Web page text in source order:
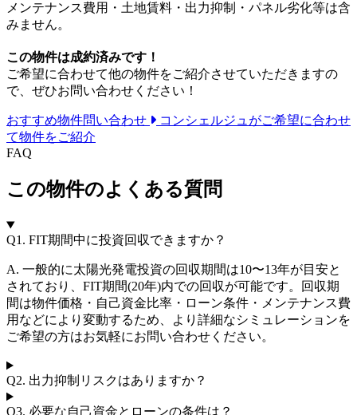
メンテナンス費用・土地賃料・出力抑制・パネル劣化等は含
みません。
この物件は成約済みです！
ご希望に合わせて他の物件をご紹介させていただきますの
で、ぜひお問い合わせください！
おすすめ物件問い合わせ
コンシェルジュがご希望に合わせ
て物件をご紹介
FAQ
この物件のよくある質問
Q1. FIT期間中に投資回収できますか？
A. 一般的に太陽光発電投資の回収期間は10〜13年が目安と
されており、FIT期間(20年)内での回収が可能です。回収期
間は物件価格・自己資金比率・ローン条件・メンテナンス費
用などにより変動するため、より詳細なシミュレーションを
ご希望の方はお気軽にお問い合わせください。
Q2. 出力抑制リスクはありますか？
Q3. 必要な自己資金とローンの条件は？